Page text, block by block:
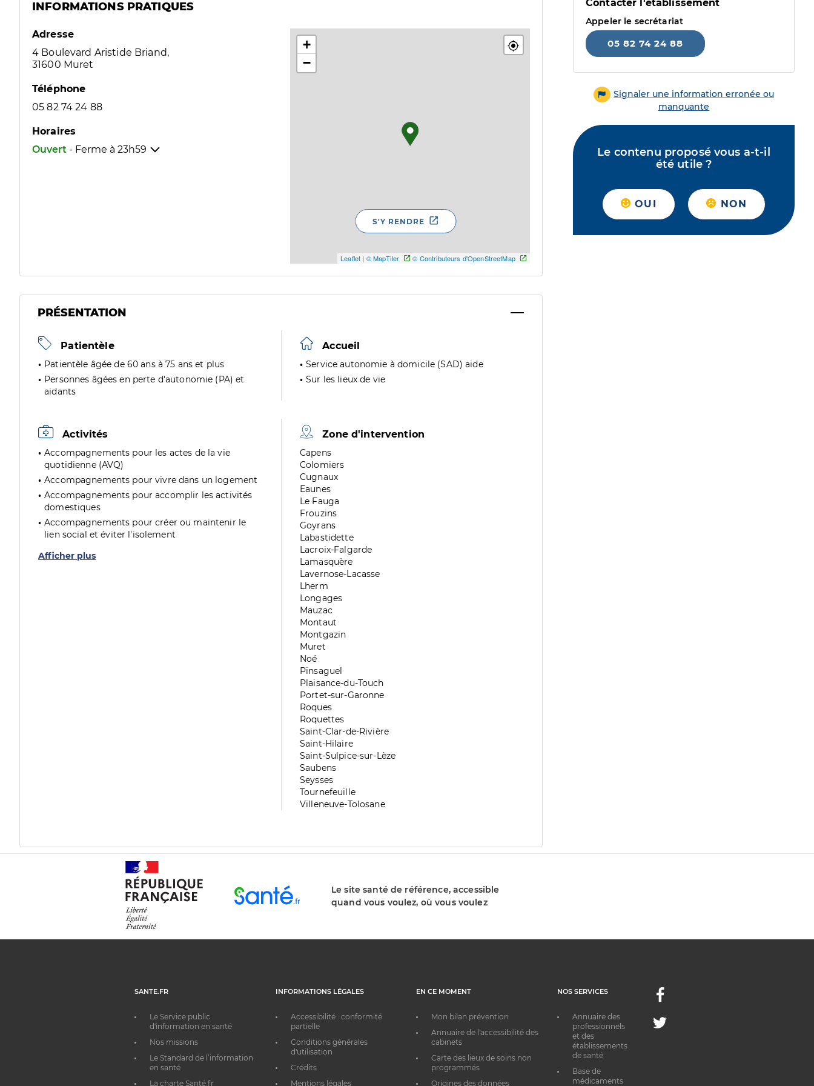
INFORMATIONS PRATIQUES
Adresse
4 Boulevard Aristide Briand,
31600 Muret
Téléphone
05 82 74 24 88
Horaires
Ouvert - Ferme à 23h59
+
−
Leaflet | © MapTiler © Contributeurs d'OpenStreetMap
S'Y RENDRE
PRÉSENTATION
Patientèle
Patientèle âgée de 60 ans à 75 ans et plus
Personnes âgées en perte d'autonomie (PA) et
aidants
Accueil
Service autonomie à domicile (SAD) aide
Sur les lieux de vie
Activités
Accompagnements pour les actes de la vie
quotidienne (AVQ)
Accompagnements pour vivre dans un logement
Accompagnements pour accomplir les activités
domestiques
Accompagnements pour créer ou maintenir le
lien social et éviter l'isolement
Afficher plus
Zone d'intervention
Zone
de
division
Capens
Zone
de
division
Colomiers
Zone
de
division
Cugnaux
Zone
de
division
Eaunes
Zone
de
division
Le Fauga
Zone
de
division
Frouzins
Zone
de
division
Goyrans
Zone
de
division
Labastidette
Zone
de
division
Lacroix-Falgarde
Zone
de
division
Lamasquère
Zone
de
division
Lavernose-Lacasse
Zone
de
division
Lherm
Zone
de
division
Longages
Zone
de
division
Mauzac
Zone
de
division
Montaut
Zone
de
division
Montgazin
Zone
de
division
Muret
Zone
de
division
Noé
Zone
de
division
Pinsaguel
Zone
de
division
Plaisance-du-Touch
Zone
de
division
Portet-sur-Garonne
Zone
de
division
Roques
Zone
de
division
Roquettes
Zone
de
division
Saint-Clar-de-Rivière
Zone
de
division
Saint-Hilaire
Zone
de
division
Saint-Sulpice-sur-Lèze
Zone
de
division
Saubens
Zone
de
division
Seysses
Zone
de
Tournefeuille
Zone
Villeneuve-Tolosane
Contacter l'établissement
Appeler le secrétariat
05 82 74 24 88
Signaler une information erronée ou
manquante
Le contenu proposé vous a-t-il
été utile ?
OUI NON
Le site santé de référence, accessible
quand vous voulez, où vous voulez
SANTE.FR
Le Service public
d'information en santé
Nos missions
Le Standard de l’information
en santé
La charte Santé.fr
INFORMATIONS LÉGALES
Accessibilité : conformité
partielle
Conditions générales
d'utilisation
Crédits
Mentions légales
EN CE MOMENT
Mon bilan prévention
Annuaire de l'accessibilité des
cabinets
Carte des lieux de soins non
programmés
Origines des données
NOS SERVICES
Annuaire des
professionnels
et des
établissements
de santé
Base de
médicaments
Facebook
Twitter